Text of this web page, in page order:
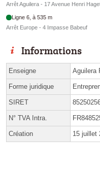
Arrêt Aguilera - 17 Avenue Henri
Ligne 6, à 535 m
Arrêt Europe - 4 Impasse Babeuf
Informations
Enseigne Aguilera
Forme juridique
SIRET
N° TVA Intra.
Création 15 juillet